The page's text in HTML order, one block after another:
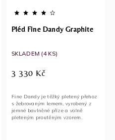
Pléd Fine Dandy Graphite
SKLADEM (4 KS)
3 330 Kč
Fine Dandy je těžký pletený přehoz
s žebrovaným lemem, vyrobený z
jemné bavlněné příze a volně
pleteným proutěným vzorem.